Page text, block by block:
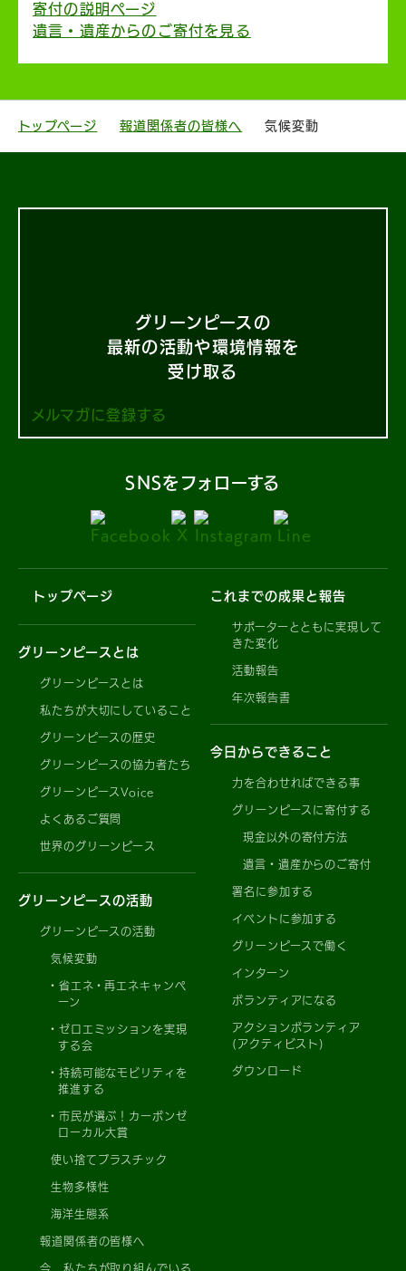
寄付の説明ページ
遺言・遺産からのご寄付を見る
トップページ 報道関係者の皆様へ 気候変動
グリーンピースの
最新の活動や環境情報を
受け取る
メルマガに登録する
SNSをフォローする
トップページ
グリーンピースとは
グリーンピースとは
私たちが大切にしていること
グリーンピースの歴史
グリーンピースの協力者たち
グリーンピースVoice
よくあるご質問
世界のグリーンピース
グリーンピースの活動
グリーンピースの活動
気候変動
省エネ・再エネキャンペ
ーン
ゼロエミッションを実現
する会
持続可能なモビリティを
推進する
市民が選ぶ！カーボンゼ
ローカル大賞
使い捨てプラスチック
生物多様性
海洋生態系
報道関係者の皆様へ
今、私たちが取り組んでいる
これまでの成果と報告
サポーターとともに実現して
きた変化
活動報告
年次報告書
今日からできること
力を合わせればできる事
グリーンピースに寄付する
現金以外の寄付方法
遺言・遺産からのご寄付
署名に参加する
イベントに参加する
グリーンピースで働く
インターン
ボランティアになる
アクションボランティア
(アクティビスト)
ダウンロード